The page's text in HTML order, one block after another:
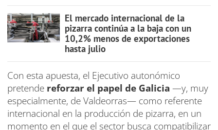
El mercado internacional de la
pizarra continúa a la baja con un
10,2% menos de exportaciones
hasta julio
Con esta apuesta, el Ejecutivo autonómico
pretende reforzar el papel de Galicia —y, muy
especialmente, de Valdeorras— como referente
internacional en la producción de pizarra, en un
momento en el que el sector busca compatibilizar